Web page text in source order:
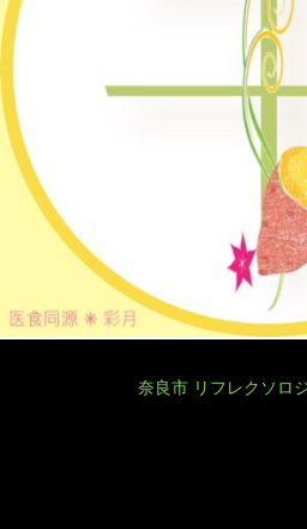
奈良市 リフレクソロ